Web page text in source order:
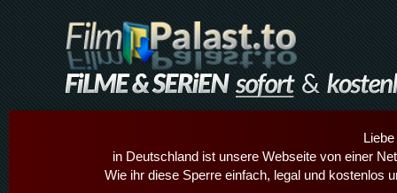
in Deutschland ist unsere Webseite von einer
Wie ihr diese Sperre einfach, legal und kostenlos